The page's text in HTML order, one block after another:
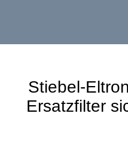
Stiebel-
Ersatzfilter